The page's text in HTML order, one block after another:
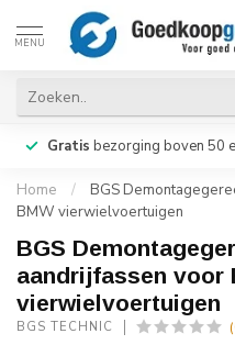
MENU
Gratis bezorging boven 50
Home /
BGS
BMW vierwielvoertuigen
BGS
aandrijfassen voor
vierwielvoertuigen
BGS TECHNIC